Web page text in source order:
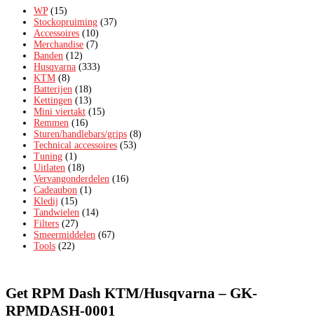
Get RPM Dash KTM/Husqvarna – GK-
RPMDASH-0001
WP (15)
Stockopruiming (37)
Accessoires (10)
Merchandise (7)
Banden (12)
Husqvarna (333)
KTM (8)
Batterijen (18)
Kettingen (13)
Mini viertakt (15)
Remmen (16)
Sturen/handlebars/grips (8)
Technical accessoires (53)
Tuning (1)
Uitlaten (18)
Vervangonderdelen (16)
Cadeaubon (1)
Kledij (15)
Tandwielen (14)
Filters (27)
Smeermiddelen (67)
Tools (22)